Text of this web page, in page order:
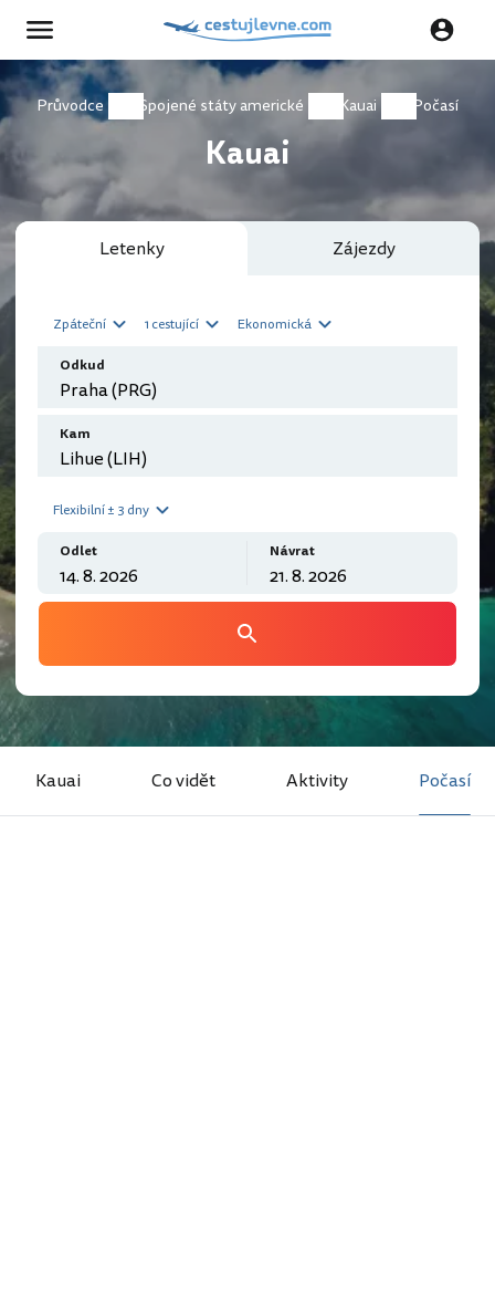
Průvodce Spojené státy americké Kauai Počasí
Kauai
Letenky Zájezdy
Zpáteční 1 cestující Ekonomická
Odkud
Kam
Flexibilní ± 3 dny
Odlet Návrat
Kauai Co vidět Aktivity Počasí